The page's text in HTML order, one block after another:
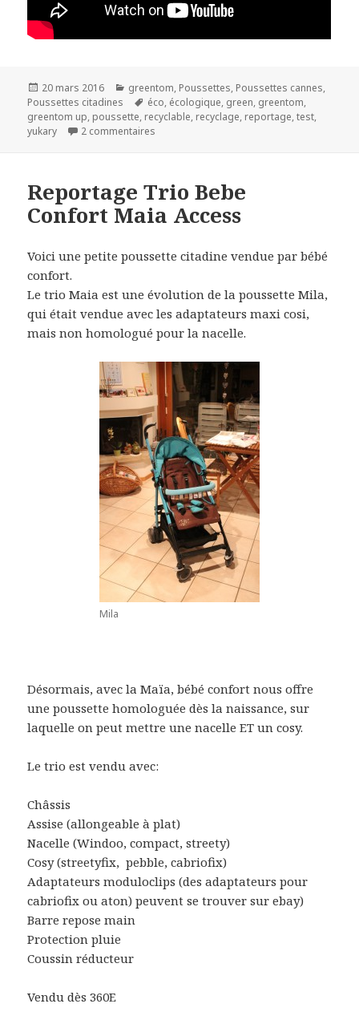
Publié
le
20 mars 2016 Catégories
greentom, Poussettes, Poussettes cannes,
Poussettes citadines
Mots-
clés
éco, écologique, green, greentom,
greentom up, poussette, recyclable, recyclage, reportage,test,
yukary
2 commentaires
Reportage Trio Bebe
Confort Maia Access
Voici une petite poussette citadine vendue par bébé
confort.
Le trio Maia est une évolution de la poussette Mila,
qui était vendue avec les adaptateurs maxi cosi,
mais non homologué pour la nacelle.
Mila
Désormais, avec la Maïa, bébé confort nous offre
une poussette homologuée dès la naissance, sur
laquelle on peut mettre une nacelle ET un cosy.
Le trio est vendu avec:
Châssis
Assise (allongeable à plat)
Nacelle (Windoo, compact, streety)
Cosy (streetyfix, pebble, cabriofix)
Adaptateurs moduloclips (des adaptateurs pour
cabriofix ou aton) peuvent se trouver sur ebay)
Barre repose main
Protection pluie
Coussin réducteur
Vendu dès 360E